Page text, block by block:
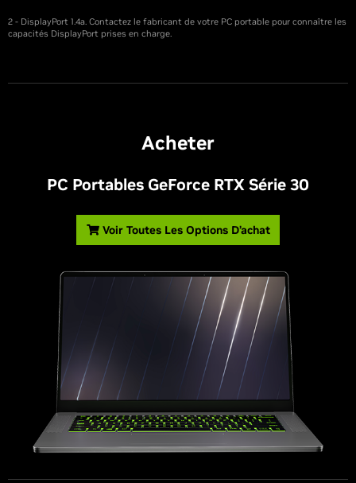
2 - DisplayPort 1.4a. Contactez le fabricant de votre PC portable pour connaître les
capacités DisplayPort prises en charge.
Acheter
PC Portables GeForce RTX Série 30
Voir Toutes Les Options D’achat